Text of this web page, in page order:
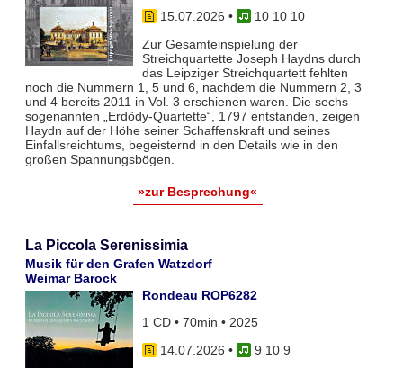
15.07.2026 •
10 10 10
Zur Gesamteinspielung der
Streichquartette Joseph Haydns durch
das Leipziger Streichquartett fehlten
noch die Nummern 1, 5 und 6, nachdem die Nummern 2, 3
und 4 bereits 2011 in Vol. 3 erschienen waren. Die sechs
sogenannten „Erdödy-Quartette“, 1797 entstanden, zeigen
Haydn auf der Höhe seiner Schaffenskraft und seines
Einfallsreichtums, begeisternd in den Details wie in den
großen Spannungsbögen.
»zur Besprechung«
La Piccola Serenissimia
Musik für den Grafen Watzdorf
Weimar Barock
Rondeau ROP6282
1 CD • 70min • 2025
14.07.2026 •
9 10 9